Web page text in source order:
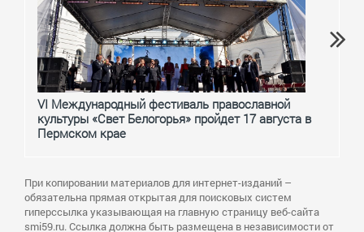
VI Международный фестиваль православной
культуры «Свет Белогорья» пройдет 17 августа в
Пермском крае
При копировании материалов для интернет-изданий –
обязательна прямая открытая для поисковых систем
гиперссылка указывающая на главную страницу веб-сайта
smi59.ru. Ссылка должна быть размещена в независимости от